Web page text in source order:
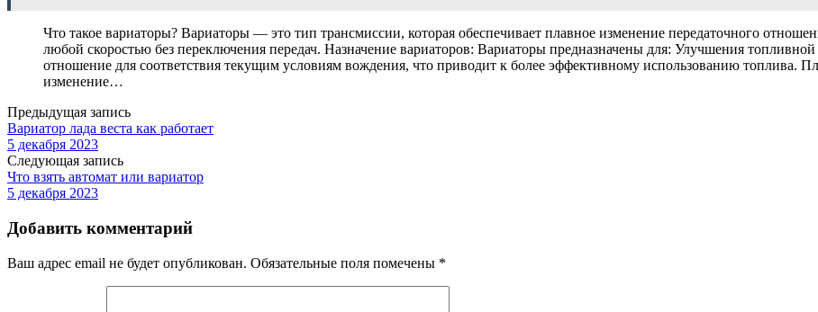
Что такое вариаторы? Вариаторы — это тип трансмиссии, которая обеспечивает плавное изменение передаточного
любой скоростью без переключения передач. Назначение вариаторов: Вариаторы предназначены для: Улучшения
отношение для соответствия текущим условиям вождения, что приводит к более эффективному использованию топлива.
изменение…
Предыдущая запись
Вариатор лада веста как работает
5 декабря 2023
Следующая запись
Что взять автомат или вариатор
5 декабря 2023
Добавить комментарий
Ваш адрес email не будет опубликован. Обязательные поля помечены *